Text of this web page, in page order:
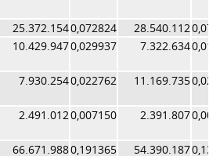
25.372.1540,072824 28.540.112
10.429.9470,029937 7.322.634
7.930.2540,022762 11.169.735
2.491.0120,007150 2.391.807
66.671.9880,191365 54.390.187